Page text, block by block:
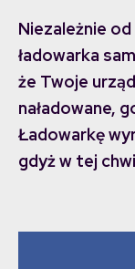
Niezależnie
ładowarka
że Twoje
naładowane,
Ładowarkę
gdyż w tej